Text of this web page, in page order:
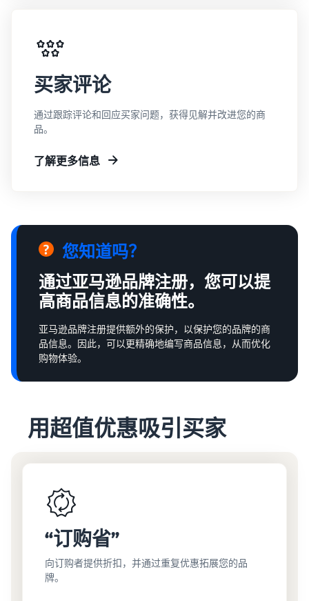
买家评论
通过跟踪评论和回应买家问题，获得见解并改进您的商
品。
了解更多信息
您知道吗？
通过亚马逊品牌注册，您可以提
高商品信息的准确性。
亚马逊品牌注册提供额外的保护，以保护您的品牌的商
品信息。因此，可以更精确地编写商品信息，从而优化
购物体验。
用超值优惠吸引买家
“订购省”
向订购者提供折扣，并通过重复优惠拓展您的品
牌。